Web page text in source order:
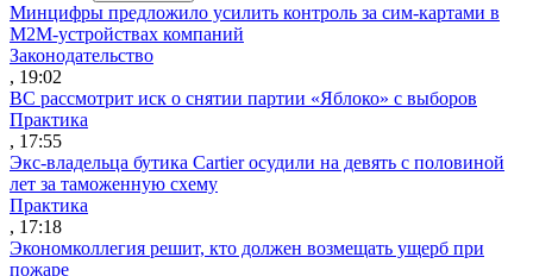
Минцифры предложило усилить контроль за сим-картами в
M2M-устройствах компаний
Законодательство
, 19:02
ВС рассмотрит иск о снятии партии «Яблоко» с выборов
Практика
, 17:55
Экс-владельца бутика Cartier осудили на девять с половиной
лет за таможенную схему
Практика
, 17:18
Экономколлегия решит, кто должен возмещать ущерб при
пожаре